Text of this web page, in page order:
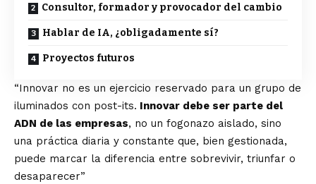
Consultor, formador y provocador del cambio
Hablar de IA, ¿obligadamente sí?
Proyectos futuros
“Innovar no es un ejercicio reservado para un grupo de
iluminados con post-its. Innovar debe ser parte del
ADN de las empresas, no un fogonazo aislado, sino
una práctica diaria y constante que, bien gestionada,
puede marcar la diferencia entre sobrevivir, triunfar o
desaparecer”